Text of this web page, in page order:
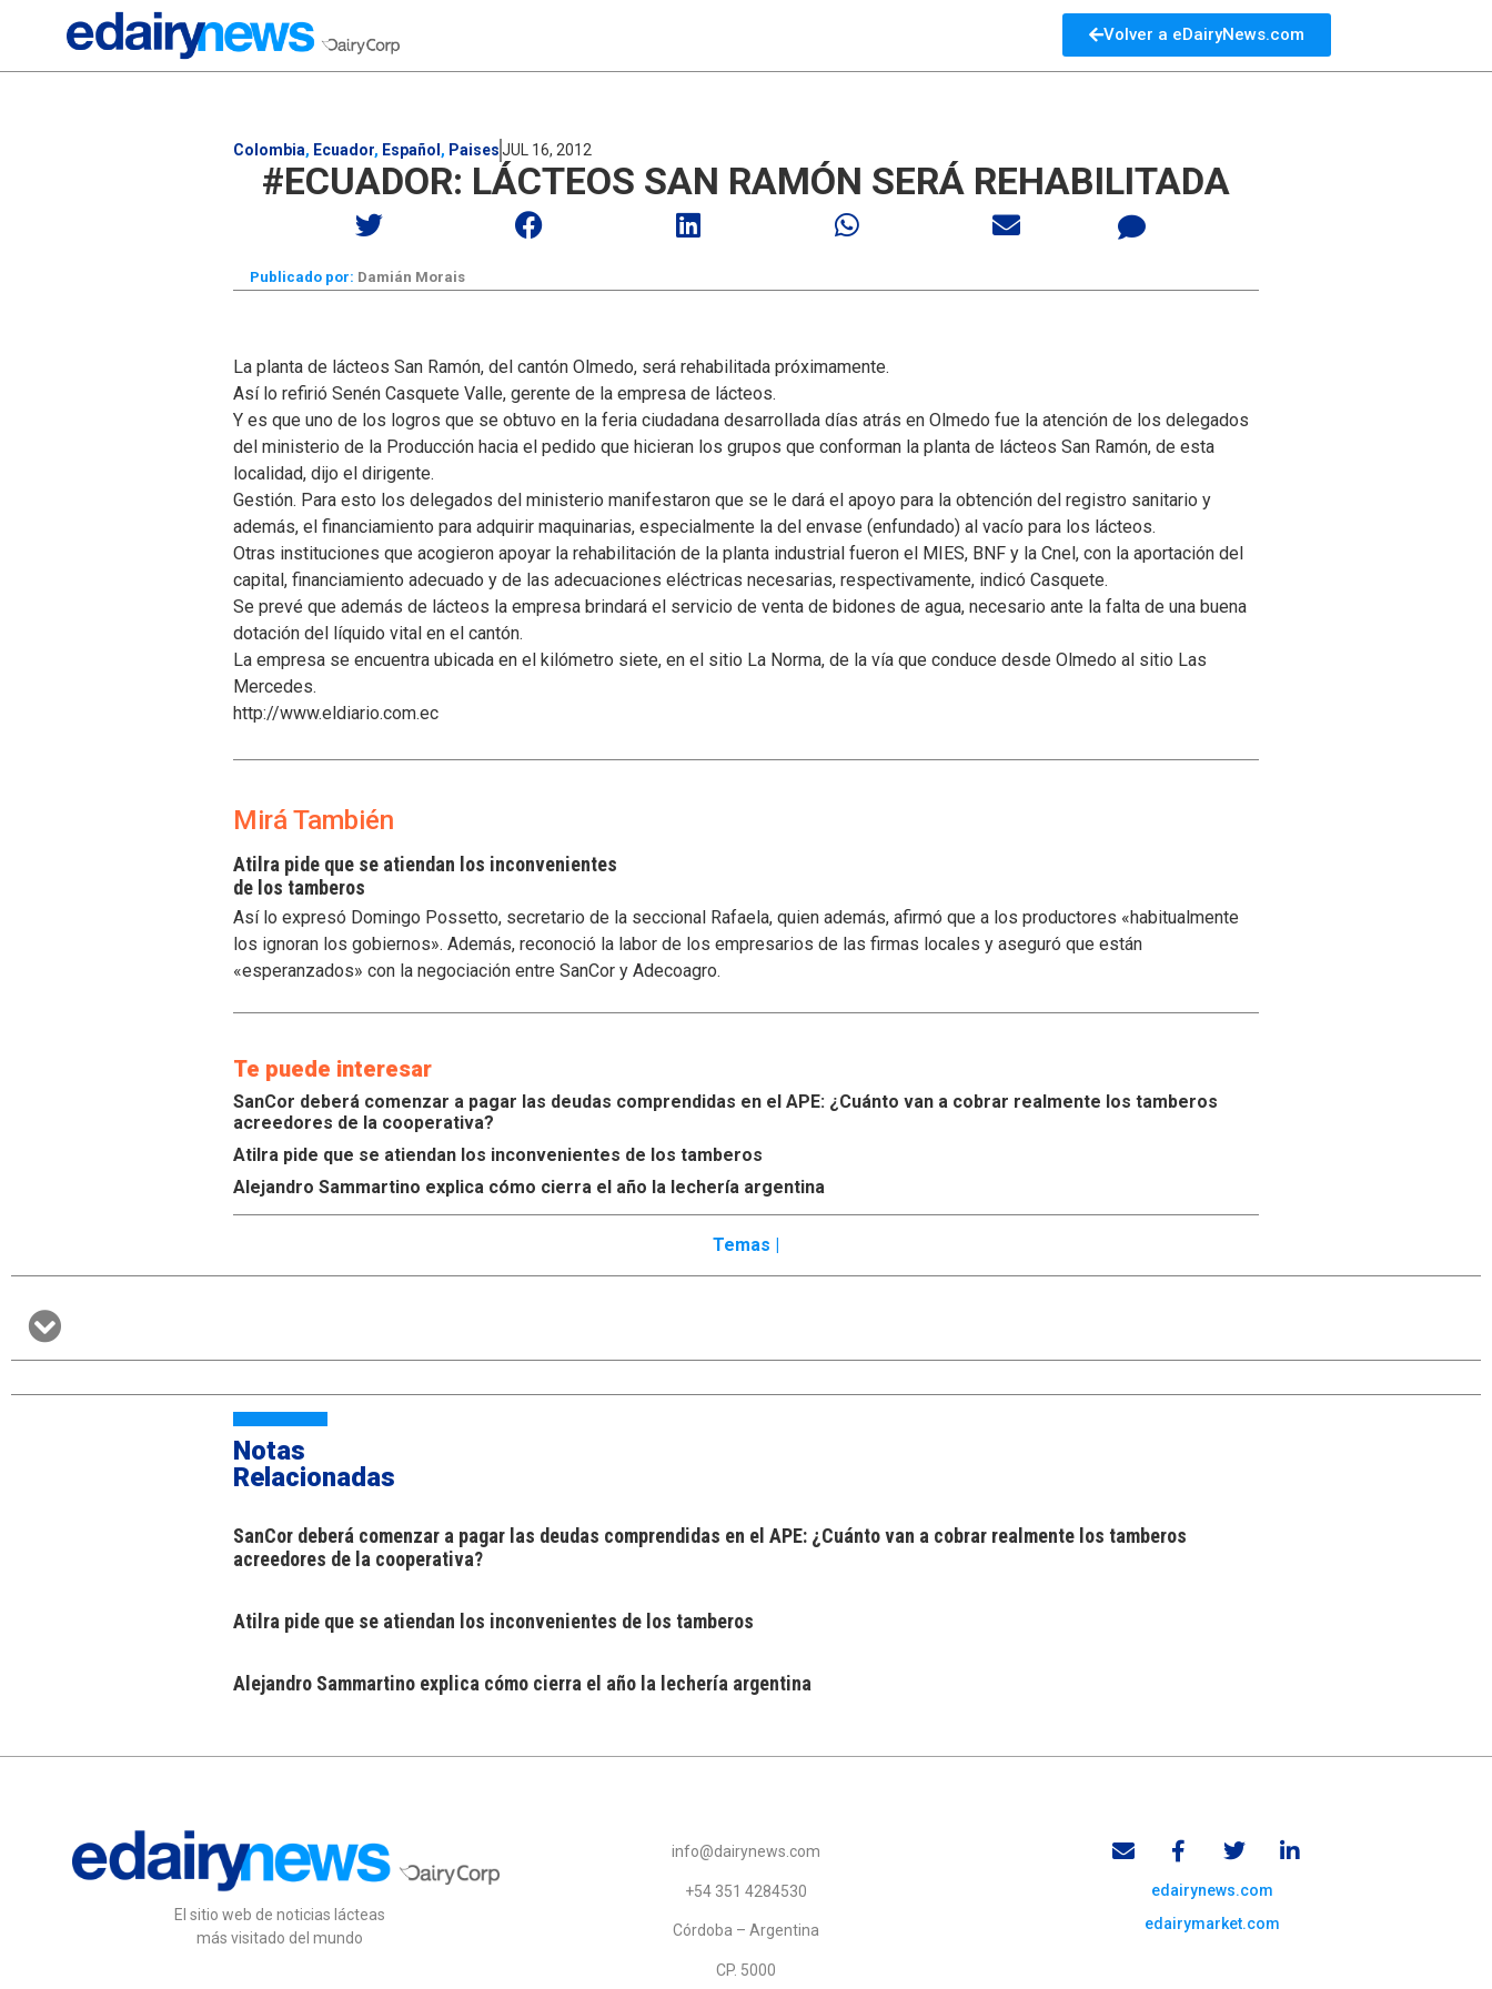
Volver a eDairyNews.com
Colombia, Ecuador, Español , PaisesJUL 16, 2012
#ECUADOR: LÁCTEOS SAN RAMÓN SERÁ REHABILITADA
Publicado por: Damián Morais
La planta de lácteos San Ramón, del cantón Olmedo, será rehabilitada próximamente.
Así lo refirió Senén Casquete Valle, gerente de la empresa de lácteos.
Y es que uno de los logros que se obtuvo en la feria ciudadana desarrollada días atrás en Olmedo fue la atención de los delegados
del ministerio de la Producción hacia el pedido que hicieran los grupos que conforman la planta de lácteos San Ramón, de esta
localidad, dijo el dirigente.
Gestión. Para esto los delegados del ministerio manifestaron que se le dará el apoyo para la obtención del registro sanitario y
además, el financiamiento para adquirir maquinarias, especialmente la del envase (enfundado) al vacío para los lácteos.
Otras instituciones que acogieron apoyar la rehabilitación de la planta industrial fueron el MIES, BNF y la Cnel, con la aportación del
capital, financiamiento adecuado y de las adecuaciones eléctricas necesarias, respectivamente, indicó Casquete.
Se prevé que además de lácteos la empresa brindará el servicio de venta de bidones de agua, necesario ante la falta de una buena
dotación del líquido vital en el cantón.
La empresa se encuentra ubicada en el kilómetro siete, en el sitio La Norma, de la vía que conduce desde Olmedo al sitio Las
Mercedes.
http://www.eldiario.com.ec
Mirá También
Atilra pide que se atiendan los inconvenientes
de los tamberos
Así lo expresó Domingo Possetto, secretario de la seccional Rafaela, quien además, afirmó que a los productores «habitualmente
los ignoran los gobiernos». Además, reconoció la labor de los empresarios de las firmas locales y aseguró que están
«esperanzados» con la negociación entre SanCor y Adecoagro.
Te puede interesar
SanCor deberá comenzar a pagar las deudas comprendidas en el APE: ¿Cuánto van a cobrar realmente los tamberos
acreedores de la cooperativa?
Atilra pide que se atiendan los inconvenientes de los tamberos
Alejandro Sammartino explica cómo cierra el año la lechería argentina
Temas |
Notas
Relacionadas
SanCor deberá comenzar a pagar las deudas comprendidas en el APE: ¿Cuánto van a cobrar realmente los tamberos
acreedores de la cooperativa?
Atilra pide que se atiendan los inconvenientes de los tamberos
Alejandro Sammartino explica cómo cierra el año la lechería argentina
El sitio web de noticias lácteas
más visitado del mundo
info@dairynews.com
+54 351 4284530
Córdoba – Argentina
CP. 5000
edairynews.com
edairymarket.com